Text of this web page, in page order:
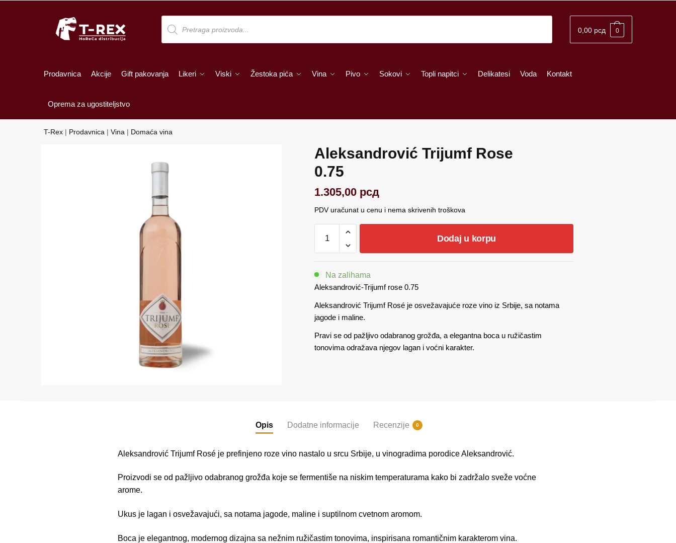
Products
search
0,00 рсд 0
Prodavnica Akcije Gift pakovanja Likeri Viski Žestoka pića Vina Pivo Sokovi Topli napitci Delikatesi Voda Kontakt
Oprema za ugostiteljstvo
T-Rex | Prodavnica |Vina | Domaća vina
Aleksandrović Trijumf Rose
0.75
1.305,00 рсд
PDV uračunat u cenu i nema skrivenih troškova
Aleksandrović
Trijumf
Rose
količina
Dodaj u korpu
Na zalihama
Aleksandrović-Trijumf rose 0.75
Aleksandrović Trijumf Rosé je osvežavajuće roze vino iz Srbije, sa notama
jagode i maline.
Pravi se od pažljivo odabranog grožđa, a elegantna boca u ružičastim
tonovima odražava njegov lagan i voćni karakter.
Opis Dodatne informacije Recenzije 0
Aleksandrović Trijumf Rosé je prefinjeno roze vino nastalo u srcu Srbije, u vinogradima porodice Aleksandrović.
Proizvodi se od pažljivo odabranog grožđa koje se fermentiše na niskim temperaturama kako bi zadržalo sveže voćne
arome.
Ukus je lagan i osvežavajući, sa notama jagode, maline i suptilnom cvetnom aromom.
Boca je elegantnog, modernog dizajna sa nežnim ružičastim tonovima, inspirisana romantičnim karakterom vina.